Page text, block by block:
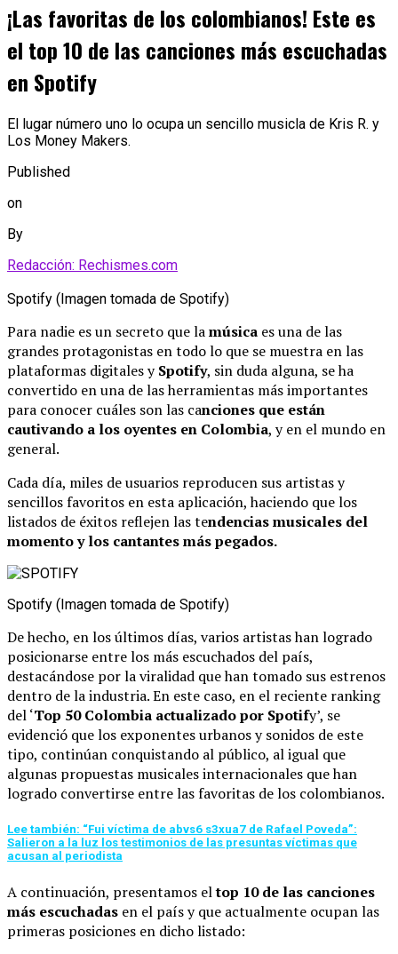
¡Las favoritas de los colombianos! Este es
el top 10 de las canciones más escuchadas
en Spotify
El lugar número uno lo ocupa un sencillo musicla de Kris R. y
Los Money Makers.
Published
on
By
Redacción: Rechismes.com
Spotify (Imagen tomada de Spotify)
Para nadie es un secreto que lamúsica es una de las
grandes protagonistas en todo lo que se muestra en las
plataformas digitales ySpotify, sin duda alguna, se ha
convertido en una de las herramientas más importantes
para conocer cuáles son las canciones que están
cautivando a los oyentes en Colombia, y en el mundo en
general.
Cada día, miles de usuarios reproducen sus artistas y
sencillos favoritos en esta aplicación, haciendo que los
listados de éxitos reflejen las tendencias musicales del
momento y los cantantes más pegados.
Spotify (Imagen tomada de Spotify)
De hecho, en los últimos días, varios artistas han logrado
posicionarse entre los más escuchados del país,
destacándose por la viralidad que han tomado sus estrenos
dentro de la industria.En este caso, en el reciente ranking
del ‘Top 50 Colombia actualizado por Spotify’, se
evidenció que los exponentes urbanos y sonidos de este
tipo, continúan conquistando al público, al igual que
algunas propuestas musicales internacionales que han
logrado convertirse entre las favoritas de los colombianos.
Lee también: “Fui víctima de abvs6 s3xua7 de Rafael Poveda”:
Salieron a la luz los testimonios de las presuntas víctimas que
acusan al periodista
A continuación, presentamos eltop 10 de las canciones
más escuchadas en el país y que actualmente ocupan las
primeras posiciones en dicho listado: